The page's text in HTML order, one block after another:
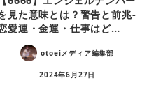
見た意味とは？警告と前兆-
愛運・金運・仕事はど…
otoeiメディア編集部
2024年6月27日